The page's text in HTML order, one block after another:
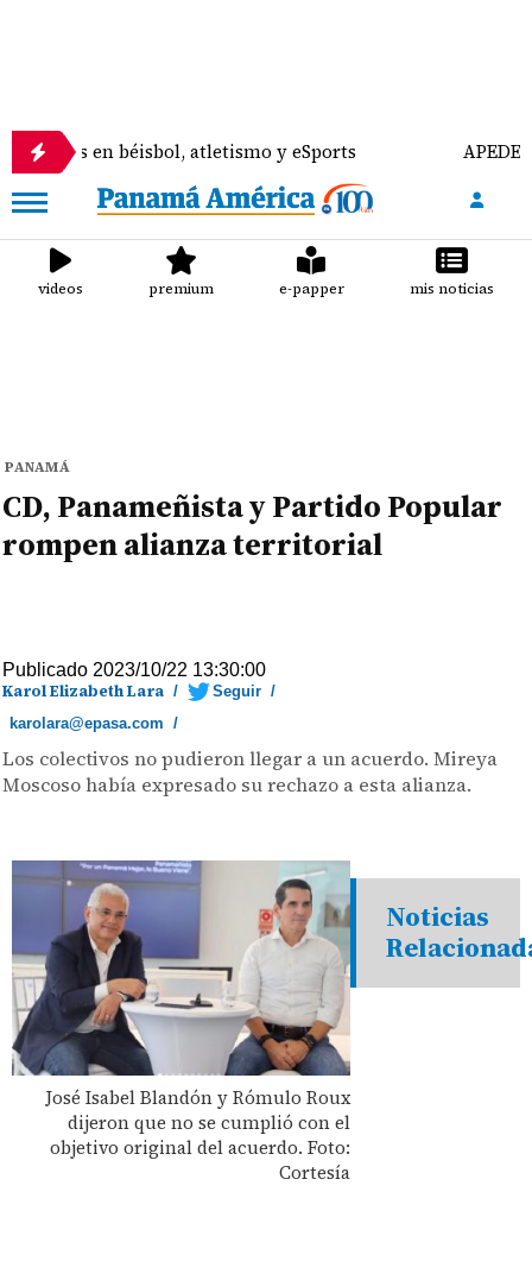
béisbol, atletismo y eSports APEDE rechaza
videos premium e-papper mis noticias
PANAMÁ
CD, Panameñista y Partido Popular
rompen alianza territorial
Publicado 2023/10/22 13:30:00
Karol Elizabeth Lara / Seguir /
karolara@epasa.com /
Los colectivos no pudieron llegar a un acuerdo. Mireya
Moscoso había expresado su rechazo a esta alianza.
José Isabel Blandón y Rómulo Roux
dijeron que no se cumplió con el
objetivo original del acuerdo. Foto:
Cortesía
Noticias